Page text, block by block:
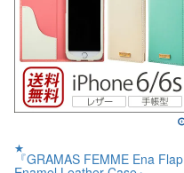
★
『GRAMAS FEMME Ena Flap